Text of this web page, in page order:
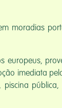
moradias
europeus,
imediata